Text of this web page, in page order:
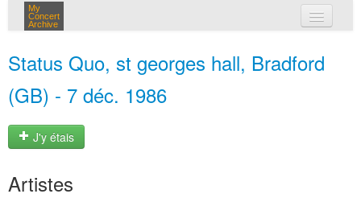
My
Concert
Archive
Status Quo, st georges hall, Bradford
(GB) - 7 déc. 1986
J'y étais
Artistes